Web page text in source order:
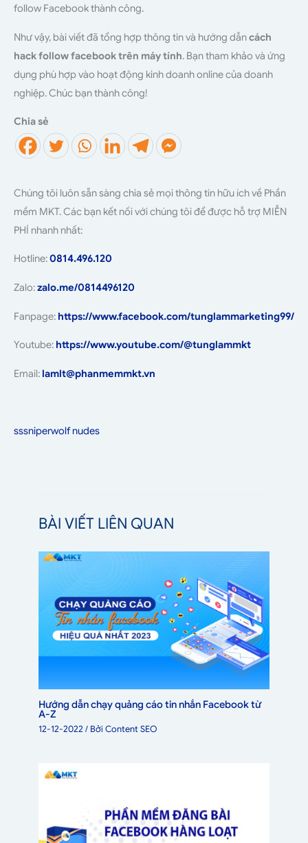
follow Facebook thành công.
Như vậy, bài viết đã tổng hợp thông tin và hướng dẫncách
hack follow facebook trên máy tính. Bạn tham khảo và ứng
dụng phù hợp vào hoạt động kinh doanh online của doanh
nghiệp. Chúc bạn thành công!
Chia sẻ
Chúng tôi luôn sẵn sàng chia sẻ mọi thông tin hữu ích về Phần
mềm MKT. Các bạn kết nối với chúng tôi để được hỗ trợ MIỄN
PHÍ nhanh nhất:
Hotline:0814.496.120
Zalo:zalo.me/0814496120
Fanpage: https://www.facebook.com/tunglammarketing99/
Youtube: https://www.youtube.com/@tunglammkt
Email: lamlt@phanmemmkt.vn
sssniperwolf nudes
BÀI VIẾT LIÊN QUAN
Hướng dẫn chạy quảng cáo tin nhắn Facebook từ
A-Z
12-12-2022/ BởiContent SEO